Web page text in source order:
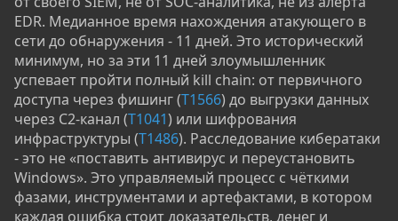
EDR. Медианное время нахождения атакующего в
сети до обнаружения - 11 дней. Это исторический
минимум, но за эти 11 дней злоумышленник
успевает пройти полный kill chain: от первичного
доступа через фишинг (T1566) до выгрузки данных
через C2-канал (T1041) или шифрования
инфраструктуры (T1486). Расследование кибератаки
- это не «поставить антивирус и переустановить
Windows». Это управляемый процесс с чёткими
фазами, инструментами и артефактами, в котором
каждая ошибка стоит доказательств, денег и